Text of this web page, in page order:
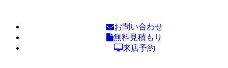
お問い合わせ
無料見積もり
来店予約